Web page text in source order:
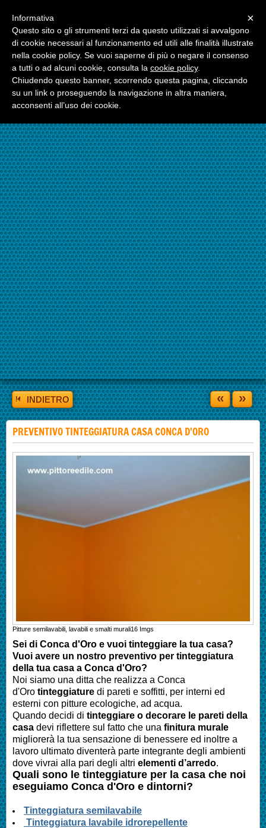
☎324.7403485
INDIETRO « »
PREVENTIVO TINTEGGIATURA CASA CONCA D'ORO
Pitture semilavabili, lavabili e smalti murali16 Imgs
Sei di Conca d'Oro e vuoi tinteggiare la tua casa?
Vuoi avere un nostro preventivo per tinteggiatura
della tua casa a Conca d'Oro?
Noi siamo una ditta che realizza a Conca
d'Oro tinteggiature di pareti e soffitti, per interni ed
esterni con pitture ecologiche, ad acqua.
Quando decidi di tinteggiare o decorare le pareti della
casa devi riflettere sul fatto che una finitura murale
migliorerà la tua sensazione di benessere ed inoltre a
lavoro ultimato diventerà parte integrante degli ambienti
dove vivrai alla pari degli altri elementi d’arredo.
Quali sono le tinteggiature per la casa che noi
eseguiamo Conca d'Oro e dintorni?
Tinteggiatura semilavabile
Tinteggiatura lavabile idrorepellente
×
Informativa
Questo sito o gli strumenti terzi da questo utilizzati si avvalgono
di cookie necessari al funzionamento ed utili alle finalità illustrate
nella cookie policy. Se vuoi saperne di più o negare il consenso
a tutti o ad alcuni cookie, consulta la cookie policy.
Chiudendo questo banner, scorrendo questa pagina, cliccando
su un link o proseguendo la navigazione in altra maniera,
acconsenti all’uso dei cookie.